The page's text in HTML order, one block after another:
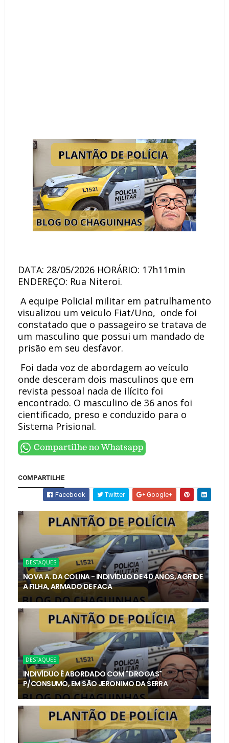
DATA: 28/05/2026 HORÁRIO: 17h11min
ENDEREÇO: Rua Niteroi.
A equipe Policial militar em patrulhamento
visualizou um veiculo Fiat/Uno, onde foi
constatado que o passageiro se tratava de
um masculino que possui um mandado de
prisão em seu desfavor.
Foi dada voz de abordagem ao veículo
onde desceram dois masculinos que em
revista pessoal nada de ilícito foi
encontrado. O masculino de 36 anos foi
cientificado, preso e conduzido para o
Sistema Prisional.
COMPARTILHE
Facebook Twitter Google+
DESTAQUES
NOVA A. DA COLINA - INDIVÍDUO DE 40 ANOS, AGRIDE
A FILHA, ARMADO DE FACA
DESTAQUES
INDIVÍDUO É ABORDADO COM "DROGAS"
P/CONSUMO, EM SÃO JERONIMO DA SERRA